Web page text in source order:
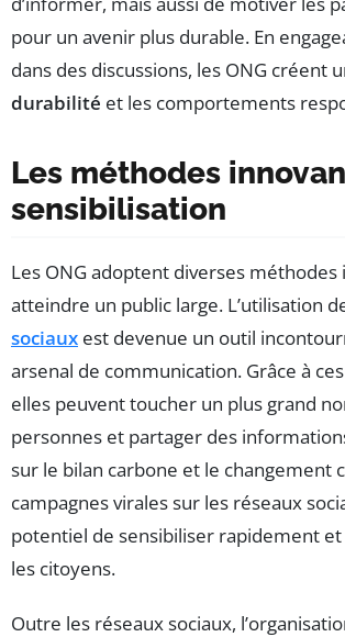
pour un avenir plus durable. En
dans des discussions, les ONG créent
durabilité et les comportements
Les méthodes
sensibilisation
Les ONG adoptent diverses
atteindre un public large. L’utilisation
sociaux est devenue un outil
arsenal de communication. Grâce à
elles peuvent toucher un plus grand
personnes et partager des
sur le bilan carbone et le changement
campagnes virales sur les réseaux
potentiel de sensibiliser rapidement
les citoyens.
Outre les réseaux sociaux,